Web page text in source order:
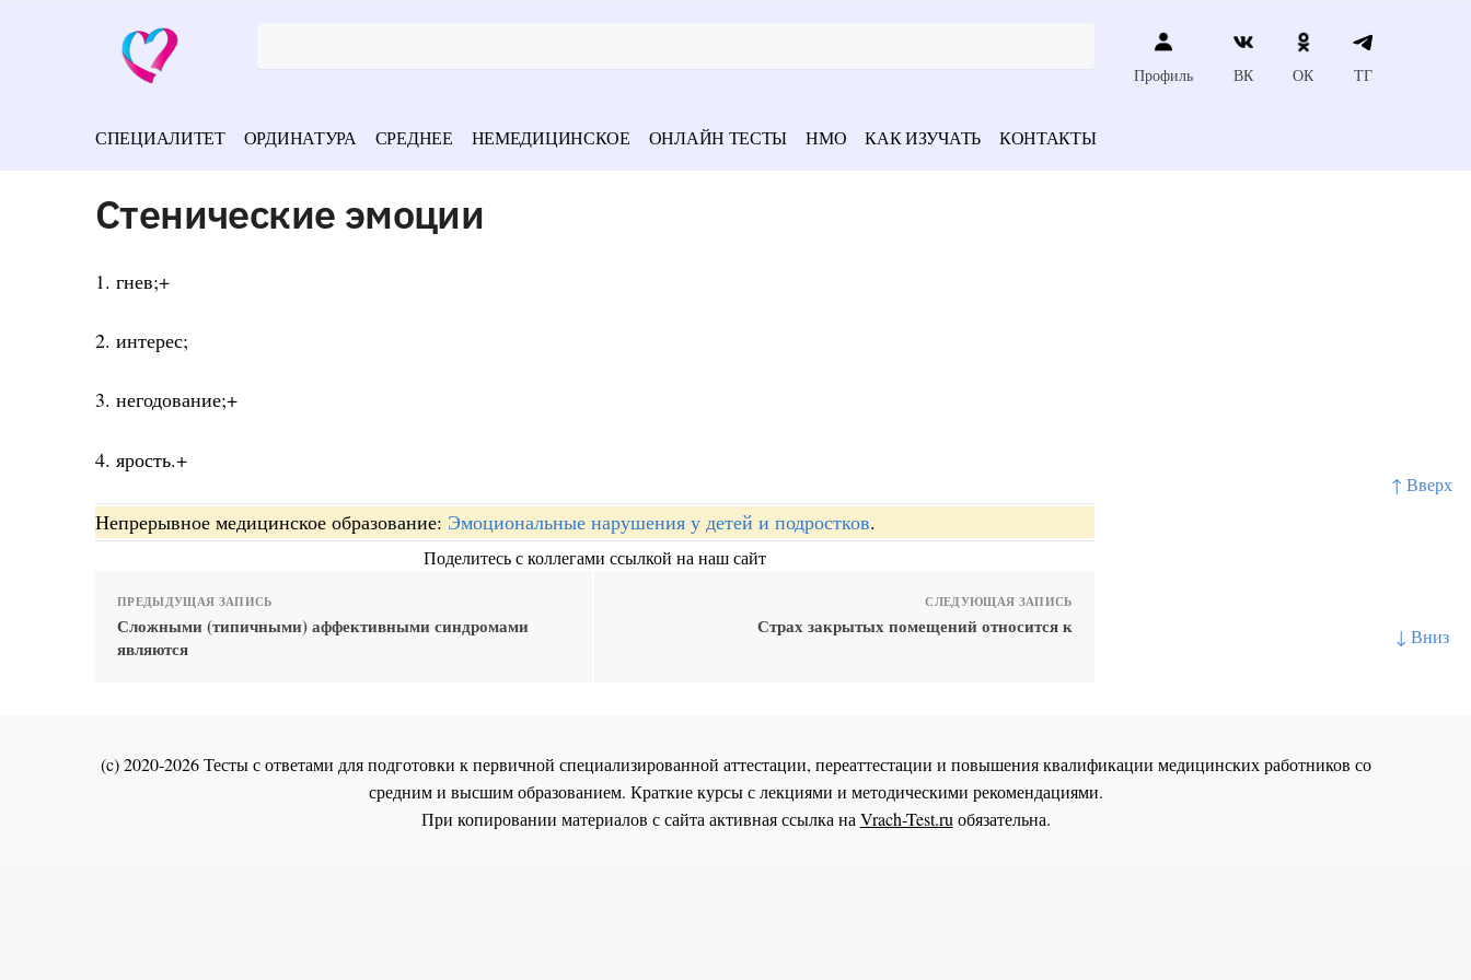
↑ Вверх
↓ Вниз
Профиль ВК ОК ТГ
СПЕЦИАЛИТЕТ ОРДИНАТУРА СРЕДНЕЕ НЕМЕДИЦИНСКОЕ ОНЛАЙН ТЕСТЫ НМО КАК ИЗУЧАТЬ КОНТАКТЫ
Стенические эмоции
1. гнев;+
2. интерес;
3. негодование;+
4. ярость.+
Непрерывное медицинское образование: Эмоциональные нарушения у детей и подростков.
Поделитесь с коллегами ссылкой на наш сайт
ПРЕДЫДУЩАЯ ЗАПИСЬ
Сложными (типичными) аффективными синдромами
являются
СЛЕДУЮЩАЯ ЗАПИСЬ
Страх закрытых помещений относится к
(c) 2020-2026 Тесты с ответами для подготовки к первичной специализированной аттестации, переаттестации и повышения квалификации медицинских работников со
средним и высшим образованием. Краткие курсы с лекциями и методическими рекомендациями.
При копировании материалов с сайта активная ссылка наVrach-Test.ruобязательна.